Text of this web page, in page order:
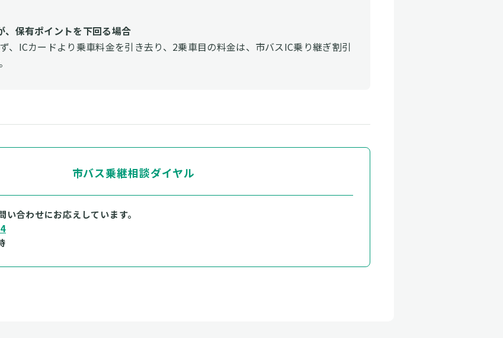
、保有ポイントを下回る場合
、ICカードより乗車料金を引き去り、2乗車目の料金は、市バスIC乗り継ぎ割引
市バス乗継相談ダイヤル
合わせにお応えしています。